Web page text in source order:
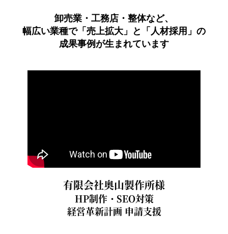
卸売業・工務店・整体など、
幅広い業種で「売上拡大」と「人材採用」の
成果事例が生まれています
有限会社奥山製作所様
HP制作・SEO対策
経営革新計画 申請支援